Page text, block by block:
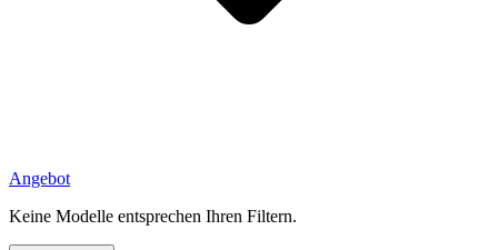
Angebot
Keine Modelle entsprechen Ihren Filtern.